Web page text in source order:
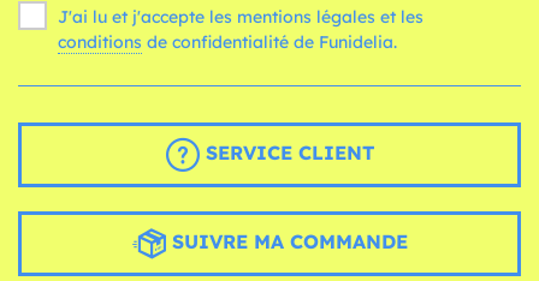
J'ai lu et j'accepte les mentions légales et les
conditions de confidentialité de Funidelia.
SERVICE CLIENT
SUIVRE MA COMMANDE